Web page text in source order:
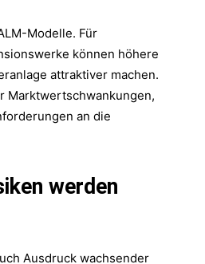
Modelle. Für
können höhere
attraktiver machen.
Marktwertschwankungen,
an die
werden
Ausdruck wachsender